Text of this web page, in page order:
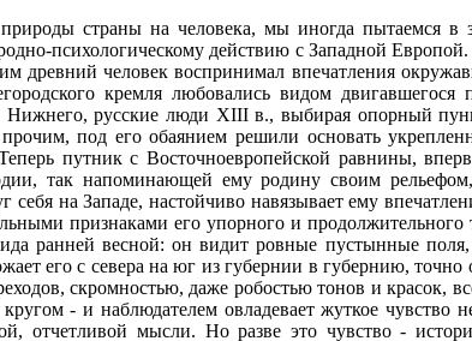
страны на человека, мы иногда пытаемся в
психологическому действию с Западной
древний человек воспринимал впечатления
кремля любовались видом двигавшегося
Нижнего, русские люди XIII в., выбирая опорный
под его обаянием решили основать
путник с Восточноевропейской равнины,
так напоминающей ему родину своим
на Западе, настойчиво навязывает ему
признаками его упорного и
ранней весной: он видит ровные пустынные
его с севера на юг из губернии в губернию,
скромностью, даже робостью тонов и красок,
- и наблюдателем овладевает жуткое чувство
отчетливой мысли. Но разве это чувство -